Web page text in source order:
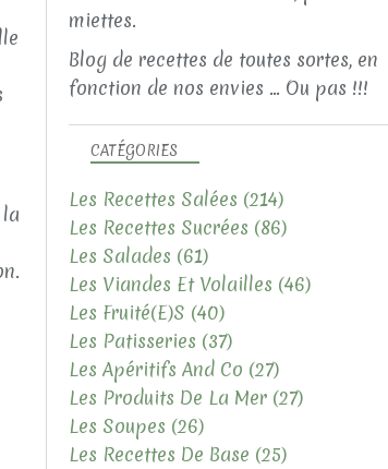
Blog de recettes de toutes sortes, en
fonction de nos envies ... Ou pas !!!
CATÉGORIES
Les Recettes Salées (214)
Les Recettes Sucrées (86)
Les Salades (61)
Les Viandes Et Volailles (46)
Les Fruité(e)s (40)
Les Patisseries (37)
Les Apéritifs And Co (27)
Les Produits De La Mer (27)
Les Soupes (26)
Les Recettes De Base (25)